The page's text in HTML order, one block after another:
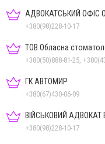
АДВОКАТСЬКИЙ ОФІС
+380(98)228-10-17
ТОВ Обласна
+380(50)888-81-25,
ГК АВТОМИР
+380(67)430-06-09
ВІЙСЬКОВИЙ АДВОКАТ
+380(98)228-10-17